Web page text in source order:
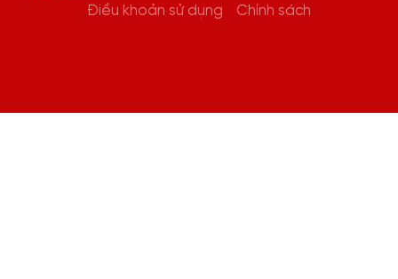
Điều khoản sử dụng
Chính sách